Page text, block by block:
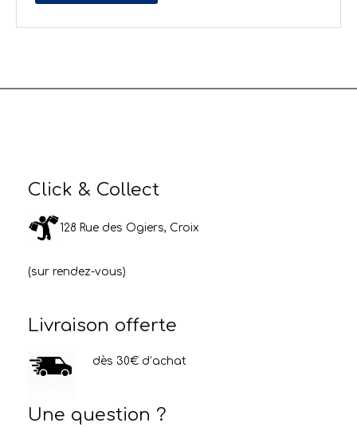
Click & Collect
128 Rue des Ogiers, Croix
(sur rendez-vous)
Livraison offerte
dès 30€ d’achat
Une question ?